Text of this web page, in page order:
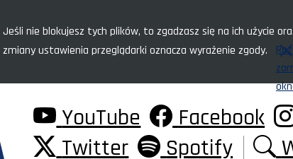
nie blokujesz tych plików, to zgadzasz się na ich użycie
ustawienia przeglądarki oznacza wyrażenie zgody.
YouTube Facebook
Twitter
Spotify